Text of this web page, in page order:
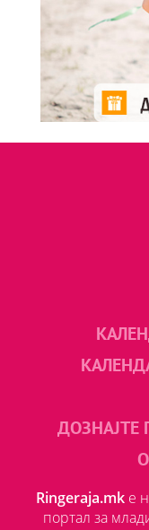
ДОЗНАЈТЕ
Ringeraja.mk е
портал за